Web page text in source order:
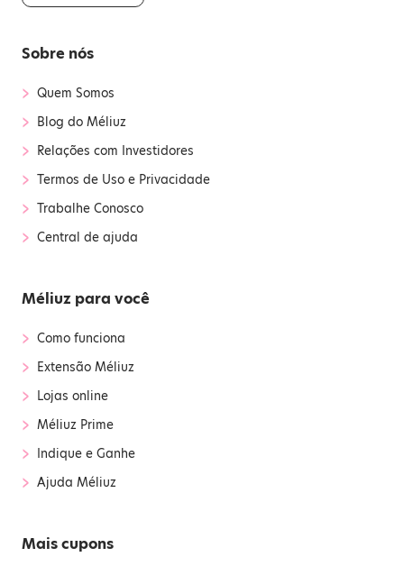
Sobre nós
› Quem Somos
› Blog do Méliuz
› Relações com Investidores
› Termos de Uso e Privacidade
› Trabalhe Conosco
› Central de ajuda
Méliuz para você
› Como funciona
› Extensão Méliuz
› Lojas online
› Méliuz Prime
› Indique e Ganhe
› Ajuda Méliuz
Mais cupons